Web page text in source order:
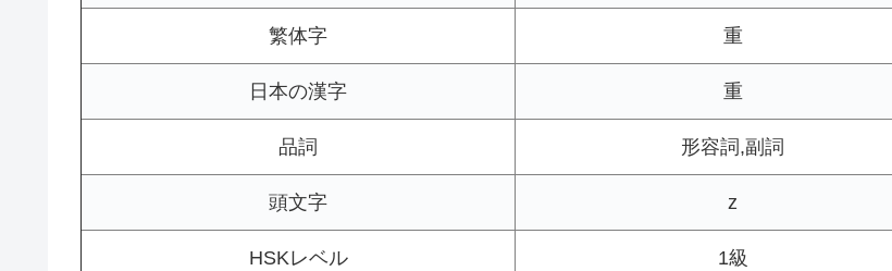
繁体字 重
日本の漢字 重
品詞 形容詞,副詞
頭文字 z
HSKレベル 1級